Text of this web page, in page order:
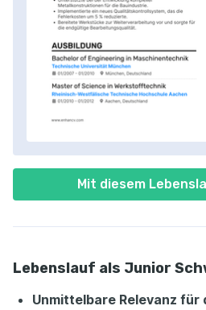
Mit diesem
Lebenslauf als Junior
Unmittelbare Relevanz für